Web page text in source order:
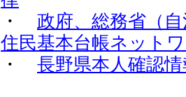
・ 政府、総務省（
住民基本台帳ネット
・ 長野県本人確認